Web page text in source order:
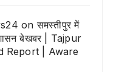
onसमस्तीपुर में
बेखबर | Tajpur
Report | Aware